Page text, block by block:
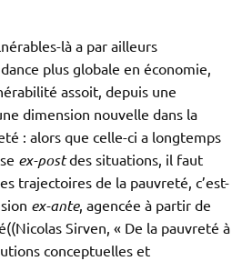
là a par ailleurs
plus globale en économie,
assoit, depuis une
dimension nouvelle dans la
: alors que celle-ci a longtemps
ex-postdes situations, il faut
trajectoires de la pauvreté, c’est-
ex-ante, agencée à partir de
Sirven, « De la pauvreté à
conceptuelles et